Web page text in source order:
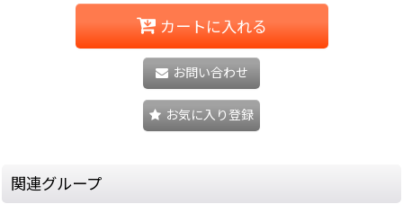
カートに入れる
お問い合わせ
お気に入り登録
関連グループ